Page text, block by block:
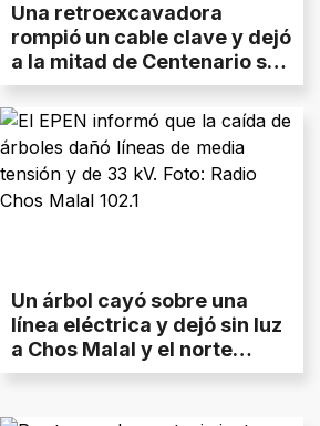
Una retroexcavadora
rompió un cable clave y dejó
a la mitad de Centenario sin
luz: qué dijo el EPEN
Un árbol cayó sobre una
línea eléctrica y dejó sin luz
a Chos Malal y el norte
neuquino